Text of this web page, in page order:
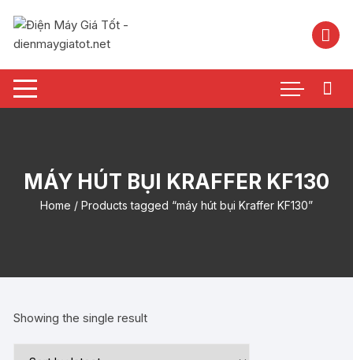
nội
MÁY HÚT BỤI KRAFFER KF130
Home / Products tagged “máy hút bụi Kraffer KF130”
Showing the single result